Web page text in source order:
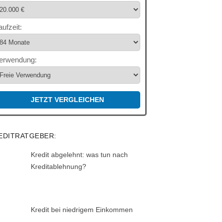
JETZT VERGLEICHEN
Kredit abgelehnt: was tun nach
Kreditablehnung?
Kredit bei niedrigem Einkommen